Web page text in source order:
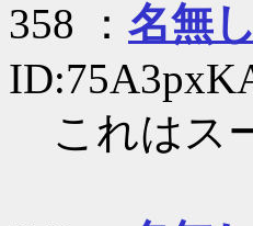
358 ： 名無
これはス